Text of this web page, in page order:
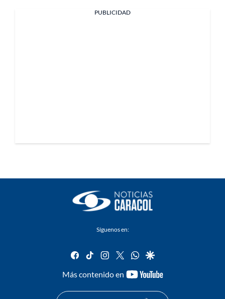
PUBLICIDAD
Síguenos en:
facebook
tiktok instagram
twitterwhatsapp
google
Más contenido en
youtube-